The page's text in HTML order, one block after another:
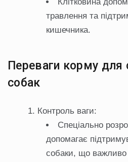
Клітковина
травлення та
кишечника.
Переваги корму для
собак
Контроль ваги:
Спеціально
допомагає
собаки, що важливо